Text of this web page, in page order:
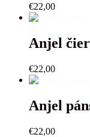
€22,00
Anjel
€22,00
Anjel
€22,00